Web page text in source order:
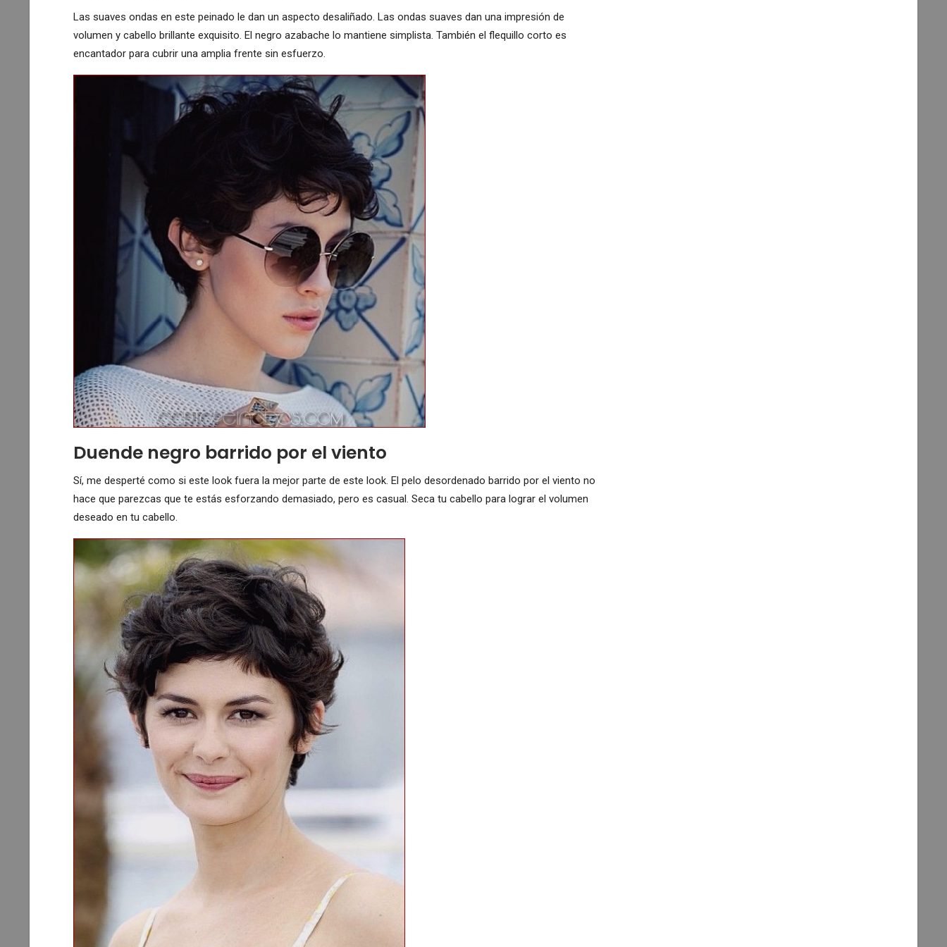
Las suaves ondas en este peinado le dan un aspecto desaliñado. Las ondas suaves dan una impresión de
volumen y cabello brillante exquisito. El negro azabache lo mantiene simplista. También el flequillo corto es
encantador para cubrir una amplia frente sin esfuerzo.
Duende negro barrido por el viento
Sí, me desperté como si este look fuera la mejor parte de este look. El pelo desordenado barrido por el viento no
hace que parezcas que te estás esforzando demasiado, pero es casual. Seca tu cabello para lograr el volumen
deseado en tu cabello.